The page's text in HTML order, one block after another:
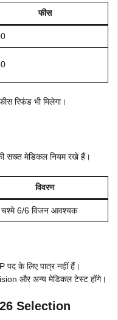
फीस
रिफंड भी मिलेगा।
सख्त मेडिकल नियम रखे हैं।
विवरण
चश्मे 6/6 विजन आवश्यक
पद के लिए पात्र नहीं हैं।
और अन्य मेडिकल टेस्ट होंगे।
Selection